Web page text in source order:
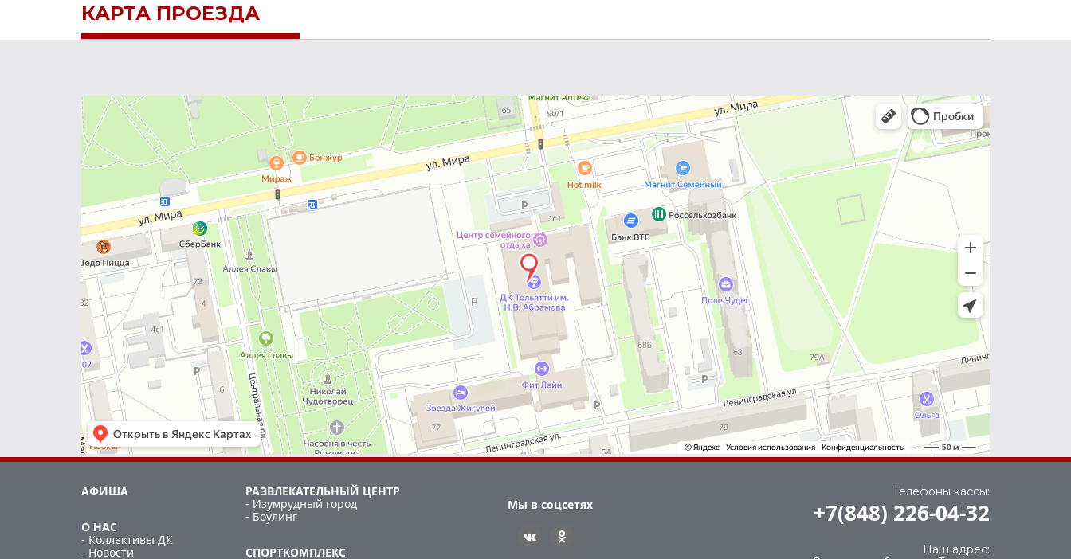
КАРТА ПРОЕЗДА
АФИША
О НАС
- Коллективы ДК
- Новости
РАЗВЛЕКАТЕЛЬНЫЙ ЦЕНТР
- Изумрудный город
- Боулинг
СПОРТКОМПЛЕКС
Мы в соцсетях
Телефоны кассы:
+7(848) 226-04-32
Наш адрес: